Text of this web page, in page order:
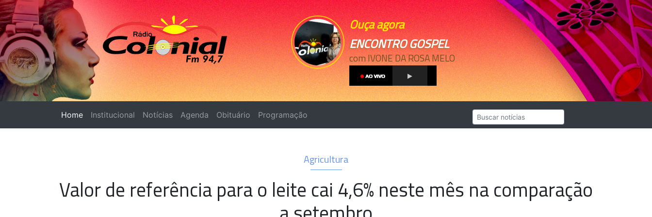
Ouça agora
ENCONTRO GOSPEL
com IVONE DA ROSA MELO
Home (página atual)
Institucional Notícias Agenda Obituário Programação
Agricultura
Valor de referência para o leite cai 4,6% neste mês na comparação